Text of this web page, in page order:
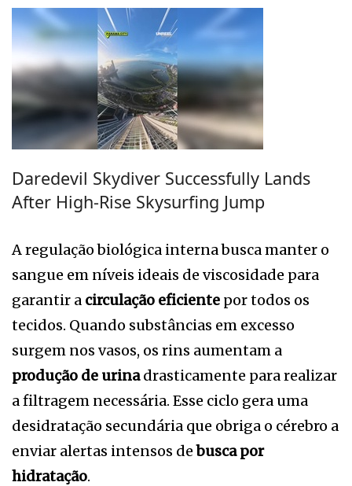
Daredevil Skydiver Successfully Lands
After High-Rise Skysurfing Jump
A regulação biológica interna busca manter o
sangue em níveis ideais de viscosidade para
garantir a circulação eficiente por todos os
tecidos. Quando substâncias em excesso
surgem nos vasos, os rins aumentam a
produção de urinadrasticamente para realizar
a filtragem necessária. Esse ciclo gera uma
desidratação secundária que obriga o cérebro a
enviar alertas intensos debusca por
hidratação.